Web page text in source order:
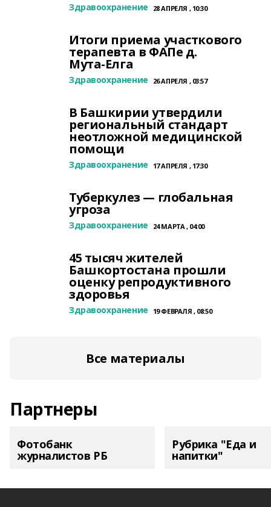
Здравоохранение 28 АПРЕЛЯ , 10:30
Итоги приема участкового
терапевта в ФАПе д.
Мута‑Елга
Здравоохранение 26 АПРЕЛЯ , 03:57
В Башкирии утвердили
региональный стандарт
неотложной медицинской
помощи
Здравоохранение 17 АПРЕЛЯ , 17:30
Туберкулез — глобальная
угроза
Здравоохранение 24 МАРТА , 04:00
45 тысяч жителей
Башкортостана прошли
оценку репродуктивного
здоровья
Здравоохранение 19 ФЕВРАЛЯ , 08:50
Все материалы
Партнеры
Фотобанк
журналистов РБ
Рубрика "Еда и
напитки"